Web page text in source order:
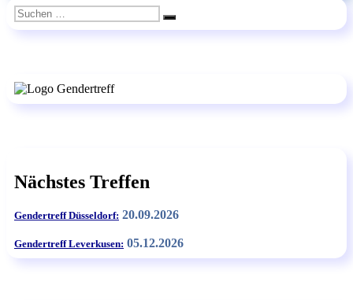
Suchen
nach:
Suchen
Nächstes Treffen
Gendertreff Düsseldorf: 20.09.2026
Gendertreff Leverkusen: 05.12.2026